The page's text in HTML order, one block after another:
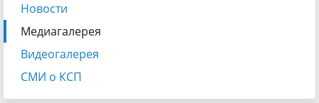
Новости
Медиагалерея
Видеогалерея
СМИ о КСП